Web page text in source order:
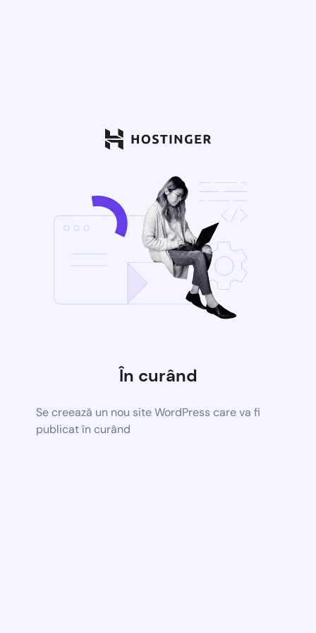
În curând
Se creează un nou site WordPress care va fi
publicat în curând